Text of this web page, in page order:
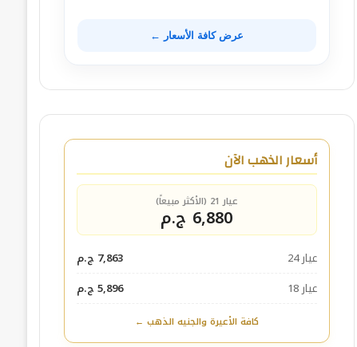
عرض كافة الأسعار ←
أسعار الذهب الآن
عيار 21 (الأكثر مبيعاً)
6,880 ج.م
عيار 24
7,863 ج.م
عيار 18
5,896 ج.م
كافة الأعيرة والجنيه الذهب ←